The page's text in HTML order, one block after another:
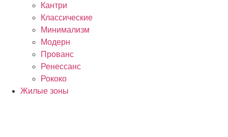
Кантри
Классические
Минимализм
Модерн
Прованс
Ренессанс
Рококо
Жилые зоны